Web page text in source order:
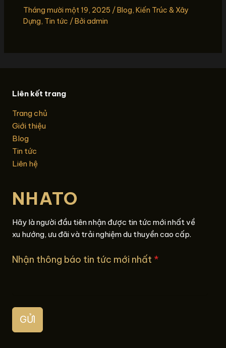
Tháng mười một 19, 2025 /Blog, Kiến Trúc & Xây
Dựng, Tin tức / Bởi admin
Liên kết trang
Trang chủ
Giới thiệu
Blog
Tin tức
Liên hệ
NHATO
Hãy là người đầu tiên nhận được tin tức mới nhất về
xu hướng, ưu đãi và trải nghiệm du thuyền cao cấp.
Nhận thông báo tin tức mới nhất *
GỬI